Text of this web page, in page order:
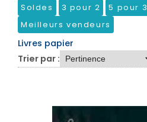
Soldes 3 pour 2
5 pour 3
Meilleurs vendeurs
Livres papier
Trier par :